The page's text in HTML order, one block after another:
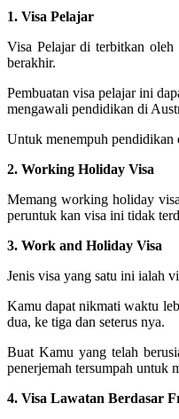
1. Visa Pelajar
Visa Pelajar di terbitkan oleh
berakhir.
Pembuatan visa pelajar ini
mengawali pendidikan di
Untuk menempuh pendidikan
2. Working Holiday Visa
Memang working holiday
peruntuk kan visa ini tidak
3. Work and Holiday Visa
Jenis visa yang satu ini ialah
Kamu dapat nikmati waktu
dua, ke tiga dan seterus nya.
Buat Kamu yang telah
penerjemah tersumpah untuk
4. Visa Lawatan Berdasar